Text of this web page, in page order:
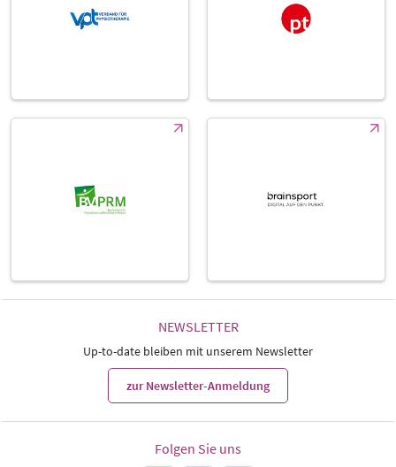
NEWSLETTER
Up-to-date bleiben mit unserem Newsletter
zur Newsletter-Anmeldung
Folgen Sie uns